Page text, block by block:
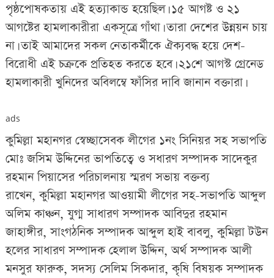
পৃষ্ঠপোষকতায় এই হত্যাকান্ড হয়েছিল। ১৫ আগষ্ট ও ২১
আগষ্টের হামলাকারীরা একসূত্রে গাঁথা। তারা দেশের উন্নয়ন চায়
না। তাই আমাদের সকল নেতাকর্মীকে ঐক্যবদ্ধ হয়ে দেশ-
বিরোধী এই চক্রকে প্রতিহত করতে হবে। ২১শে আগস্ট গ্রেনেড
হামলাকারী খুনিদের অবিলম্বে ফাঁসির দাবি জানান বক্তারা।
ads
কুমিল্লা মহানগর স্বেচ্ছাসেবক লীগের ১নং সিনিয়র সহ সভাপতি
মোঃ জসিম উদ্দিনের ভাপতিত্বে ও সধারণ সম্পাদক সাদেকুর
রহমান পিয়াসের পরিচালনায় স্মরণ সভায় বক্তব্য
রাখেন, কুমিল্লা মহানগর আওয়ামী লীগের সহ-সভাপতি আব্দুল
অলিম কাঞ্চন, যুগ্ম সাধারণ সম্পাদক আবিদুর রহমান
জাহাঙ্গীর, সাংগঠনিক সম্পাদক আব্দুল হাই বাবলু, কুমিল্লা টউন
হলের সাধারণ সম্পাদক হেলাল উদ্দিন, অর্থ সম্পাদক আলী
মনসুর ফারুক, সদস্য সেলিম সিকদার, কৃষি বিষয়ক সম্পাদক